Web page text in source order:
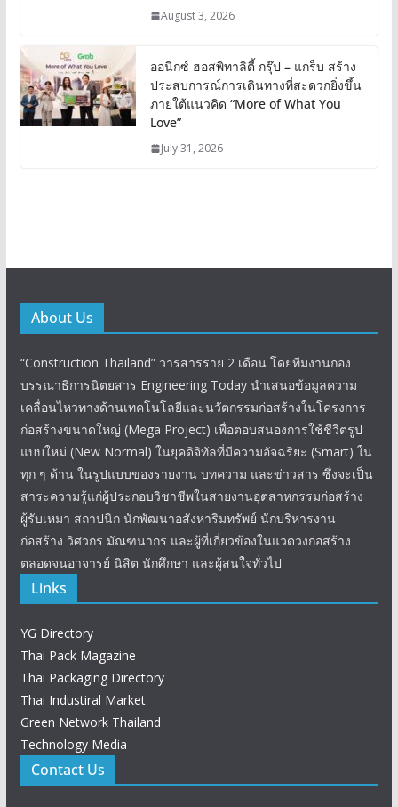
August 3, 2026
ออนิกซ์ ฮอสพิทาลิตี้ กรุ๊ป – แกร็บ สร้าง
ประสบการณ์การเดินทางที่สะดวกยิ่งขึ้น
ภายใต้แนวคิด “More of What You
Love”
July 31, 2026
About Us
“Construction Thailand” วารสารราย 2 เดือน โดยทีมงานกอง
บรรณาธิการนิตยสาร Engineering Today นำเสนอข้อมูลความ
เคลื่อนไหวทางด้านเทคโนโลยีและนวัตกรรมก่อสร้างในโครงการ
ก่อสร้างขนาดใหญ่ (Mega Project) เพื่อตอบสนองการใช้ชีวิตรูป
แบบใหม่ (New Normal) ในยุคดิจิทัลที่มีความอัจฉริยะ (Smart) ใน
ทุก ๆ ด้าน ในรูปแบบของรายงาน บทความ และข่าวสาร ซึ่งจะเป็น
สาระความรู้แก่ผู้ประกอบวิชาชีพในสายงานอุตสาหกรรมก่อสร้าง
ผู้รับเหมา สถาปนิก นักพัฒนาอสังหาริมทรัพย์ นักบริหารงาน
ก่อสร้าง วิศวกร มัณฑนากร และผู้ที่เกี่ยวข้องในแวดวงก่อสร้าง
ตลอดจนอาจารย์ นิสิต นักศึกษา และผู้สนใจทั่วไป
Links
YG Directory
Thai Pack Magazine
Thai Packaging Directory
Thai Industiral Market
Green Network Thailand
Technology Media
Contact Us